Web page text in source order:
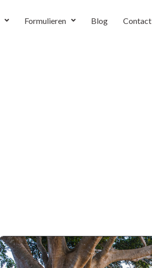
Formulieren Blog Contact